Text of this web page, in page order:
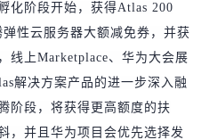
化阶段开始，获得Atlas 200
性云服务器大额减免券，并获
线上Marketplace、华为大会展
解决方案产品的进一步深入融
阶段，将获得更高额度的扶
，并且华为项目会优先选择发